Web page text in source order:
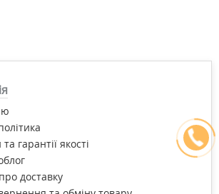
товарів
презервативи та препарати для
— ефективні товари високої якості, які
якість інтимного життя і роблять
і тривалою.
бути як для захисту від небажаної
так і для продовження статевого акту і
гарантії якості
доставку